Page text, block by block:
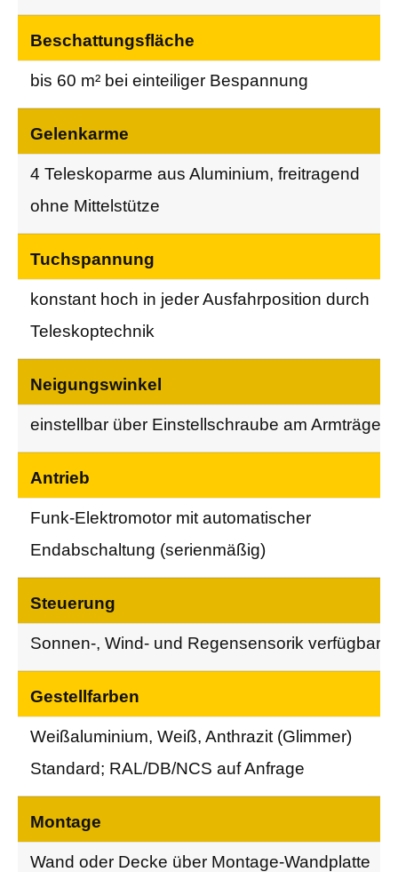
Beschattungsfläche
bis 60 m² bei einteiliger Bespannung
Gelenkarme
4 Teleskoparme aus Aluminium, freitragend
ohne Mittelstütze
Tuchspannung
konstant hoch in jeder Ausfahrposition durch
Teleskoptechnik
Neigungswinkel
einstellbar über Einstellschraube am Armträger
Antrieb
Funk-Elektromotor mit automatischer
Endabschaltung (serienmäßig)
Steuerung
Sonnen-, Wind- und Regensensorik verfügbar
Gestellfarben
Weißaluminium, Weiß, Anthrazit (Glimmer)
Standard; RAL/DB/NCS auf Anfrage
Montage
Wand oder Decke über Montage-Wandplatte